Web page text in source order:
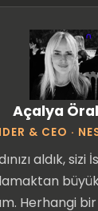
Açalya
& CEO ·
aldık,
Herhangi